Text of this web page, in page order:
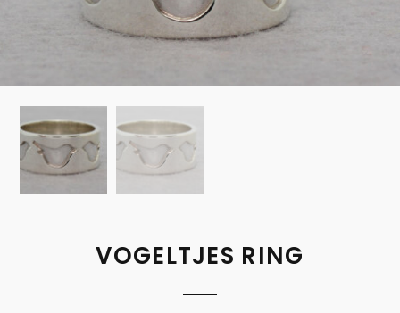
VOGELTJES RING